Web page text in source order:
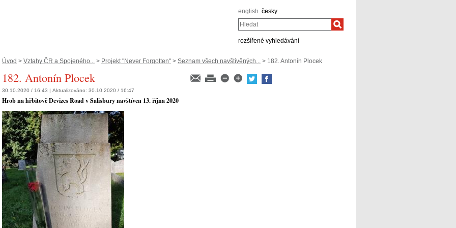
english česky
Hledat
rozšířené vyhledávání
Úvod > Vztahy ČR a Spojeného... > Projekt "Never Forgotten" > Seznam všech navštívěných... > 182. Antonín Plocek
182. Antonín Plocek
30.10.2020 / 16:43 | Aktualizováno: 30.10.2020 / 16:47
Hrob na hřbitově Devizes Road v Salisbury navštíven 13. října 2020